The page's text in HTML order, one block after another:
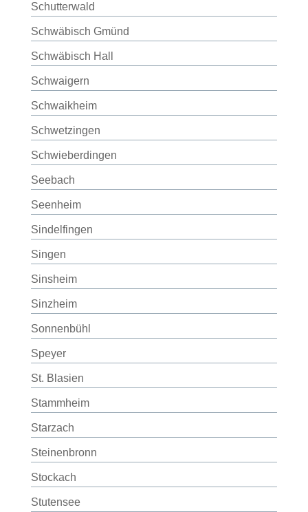
Schutterwald
Schwäbisch Gmünd
Schwäbisch Hall
Schwaigern
Schwaikheim
Schwetzingen
Schwieberdingen
Seebach
Seenheim
Sindelfingen
Singen
Sinsheim
Sinzheim
Sonnenbühl
Speyer
St. Blasien
Stammheim
Starzach
Steinenbronn
Stockach
Stutensee